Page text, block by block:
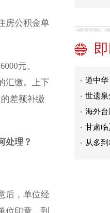
房公积金单
元。
汇缴。上下
差额补缴
处理？
后，单位经
位印章，到
开展
联合国
辉耀
世遗
海外
法之美
甘肃临
展现
从多
刀郎新